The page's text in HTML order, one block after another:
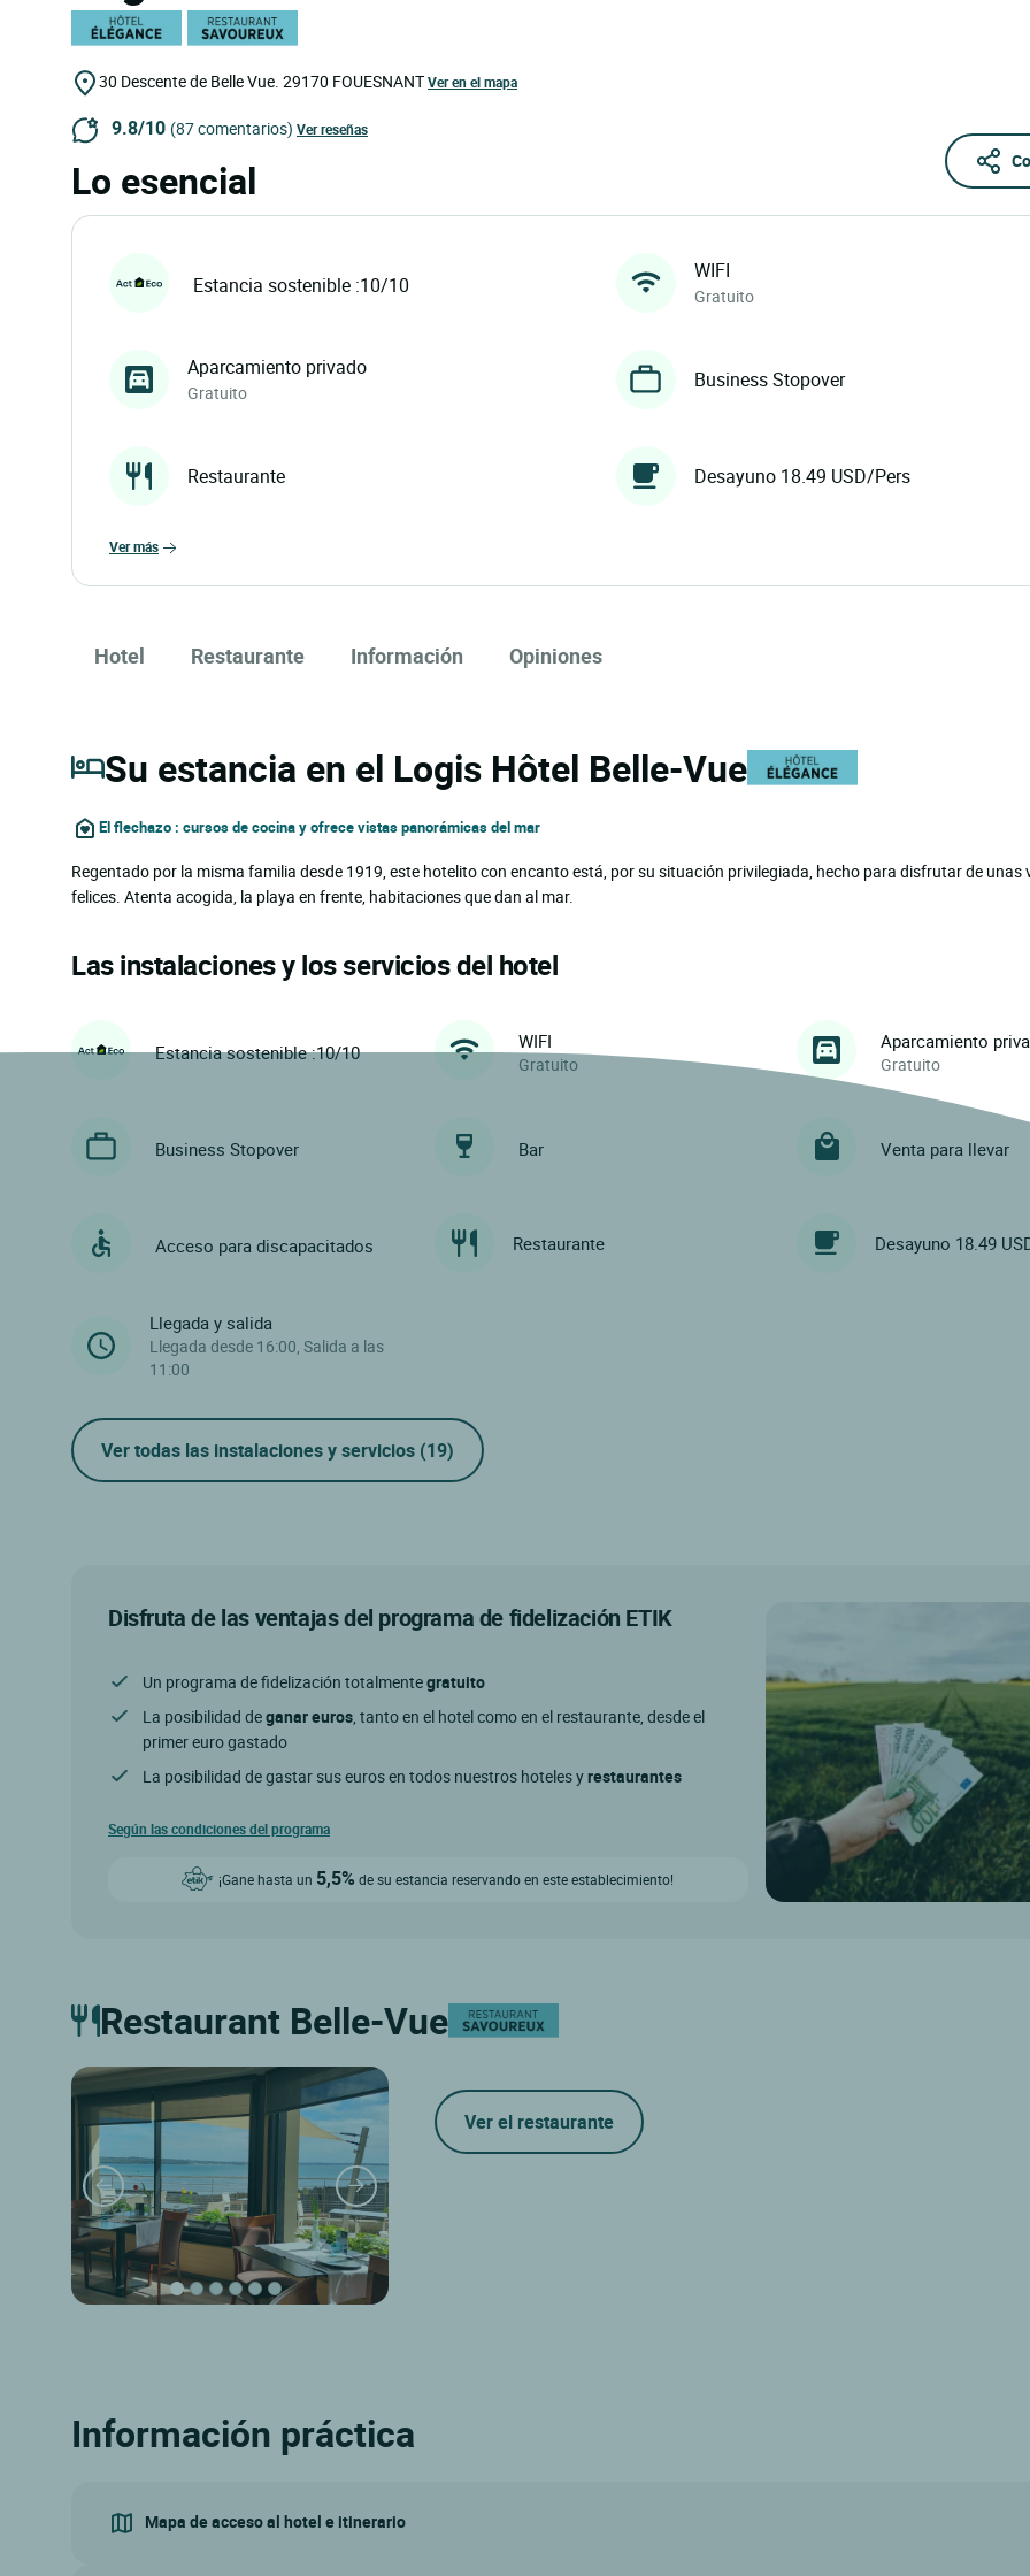
30 Descente de Belle Vue. 29170 FOUESNANTVer en el mapa
9.8/10 (87 comentarios) Ver reseñas
Lo esencial
Estancia sostenible :10/10
WIFI
Gratuito
Aparcamiento privado
Gratuito
Business Stopover
Restaurante Desayuno 18.49 USD/Pers
ver más
Hotel Restaurante Información Opiniones
Su estancia en el Logis Hôtel Belle-Vue
El flechazo : cursos de cocina y ofrece vistas panorámicas del mar
Regentado por la misma familia desde 1919, este hotelito con encanto está, por su situación privilegiada, hecho para disfrutar de unas
felices. Atenta acogida, la playa en frente, habitaciones que dan al mar.
Las instalaciones y los servicios del hotel
Estancia sostenible :10/10 WIFI
Gratuito
Aparcamiento
Gratuito
Business Stopover Bar Venta para llevar
Acceso para discapacitados Restaurante Desayuno 18.49
Llegada y salida
Llegada desde 16:00, Salida a las
11:00
Ver todas las instalaciones y servicios (19)
Disfruta de las ventajas del programa de fidelización ETIK
Un programa de fidelización totalmentegratuito
La posibilidad deganar euros , tanto en el hotel como en el restaurante, desde el
primer euro gastado
La posibilidad de gastar sus euros en todos nuestros hoteles yrestaurantes
Según las condiciones del programa
¡Gane hasta un 5,5% de su estancia reservando en este establecimiento!
Restaurant Belle-Vue
Ver el restaurante
Información práctica
Mapa de acceso al hotel e itinerario